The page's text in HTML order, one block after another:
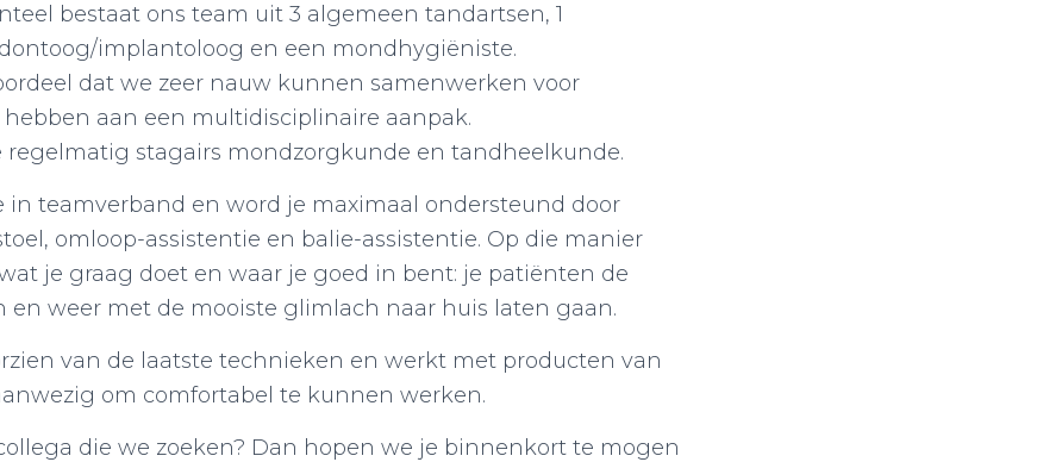
bestaat ons team uit 3 algemeen tandartsen, 1
implantoloog en een mondhygiëniste.
dat we zeer nauw kunnen samenwerken voor
aan een multidisciplinaire aanpak.
regelmatig stagairs mondzorgkunde en tandheelkunde.
in teamverband en word je maximaal ondersteund door
omloop-assistentie en balie-assistentie. Op die manier
je graag doet en waar je goed in bent: je patiënten de
en weer met de mooiste glimlach naar huis laten gaan.
van de laatste technieken en werkt met producten van
om comfortabel te kunnen werken.
die we zoeken? Dan hopen we je binnenkort te mogen